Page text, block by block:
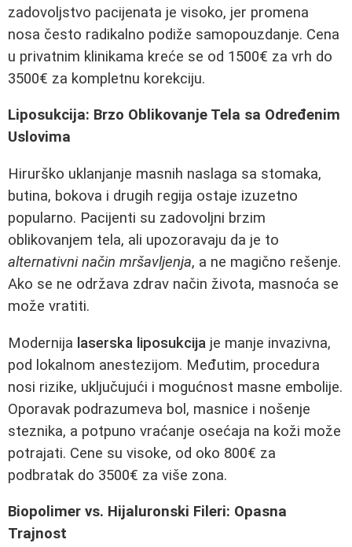
zadovoljstvo pacijenata je visoko, jer promena
nosa često radikalno podiže samopouzdanje. Cena
u privatnim klinikama kreće se od 1500€ za vrh do
3500€ za kompletnu korekciju.
Liposukcija: Brzo Oblikovanje Tela sa Određenim
Uslovima
Hirurško uklanjanje masnih naslaga sa stomaka,
butina, bokova i drugih regija ostaje izuzetno
popularno. Pacijenti su zadovoljni brzim
oblikovanjem tela, ali upozoravaju da je to
alternativni način mršavljenja, a ne magično rešenje.
Ako se ne održava zdrav način života, masnoća se
može vratiti.
Modernija laserska liposukcija je manje invazivna,
pod lokalnom anestezijom. Međutim, procedura
nosi rizike, uključujući i mogućnost masne embolije.
Oporavak podrazumeva bol, masnice i nošenje
steznika, a potpuno vraćanje osećaja na koži može
potrajati. Cene su visoke, od oko 800€ za
podbratak do 3500€ za više zona.
Biopolimer vs. Hijaluronski Fileri: Opasna
Trajnost